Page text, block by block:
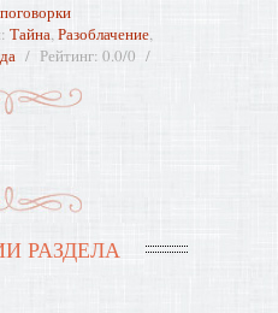
: Тайна,Разоблачение,
Рейтинг: 0.0/0
РАЗДЕЛА